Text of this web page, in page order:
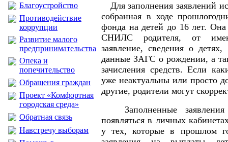
Благоустройство
Противодействие
коррупции
Развитие малого
предпринимательства
Опека и
попечительство
Обращения граждан
Проект «Комфортная
городская среда»
Обратная связь
Навстречу выборам
Для заполнения заявлений
собранная в ходе
фонда на детей до 16 лет.
СНИЛС родителя, от
заявление, сведения о
данные ЗАГС о рождении, а
зачисления средств. Если
уже неактуальны или просто
другие, родители могут
Заполненные
появляться в личных
у тех, которые в прошлом